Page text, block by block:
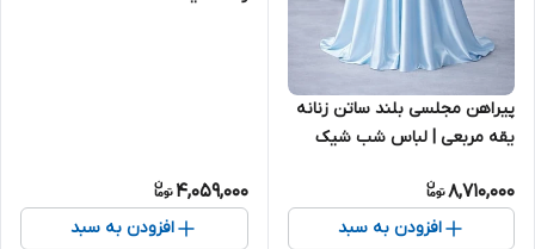
پیراهن مجلسی بلند ساتن زنانه
یقه مربعی | لباس شب شیک
8,710,000
افزودن به سبد
4,059,000
افزودن به سبد